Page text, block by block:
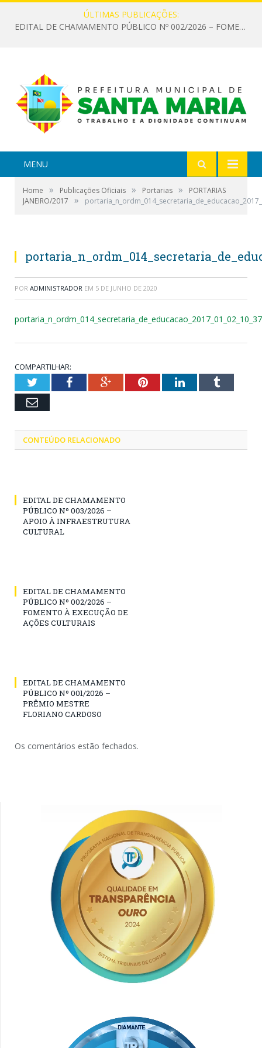
ÚLTIMAS PUBLICAÇÕES:
EDITAL DE CHAMAMENTO PÚBLICO Nº 002/2026 – FOMENTO À EXECUÇÃO DE AÇÕES CULTURAIS
MENU
Home » Publicações Oficiais » Portarias »
PORTARIAS
JANEIRO/2017
»
POR ADMINISTRADOR EM 5 DE JUNHO DE 2020
portaria_n_ordm_014_secretaria_de_educacao_2017_01_02_10_37
COMPARTILHAR:
TwitterFacebookGoogle+PinterestLinkedInTumblr
Email
CONTEÚDO RELACIONADO
EDITAL DE CHAMAMENTO
PÚBLICO Nº 003/2026 –
APOIO À INFRAESTRUTURA
CULTURAL
EDITAL DE CHAMAMENTO
PÚBLICO Nº 002/2026 –
FOMENTO À EXECUÇÃO DE
AÇÕES CULTURAIS
EDITAL DE CHAMAMENTO
PÚBLICO Nº 001/2026 –
PRÊMIO MESTRE
FLORIANO CARDOSO
Os comentários estão fechados.